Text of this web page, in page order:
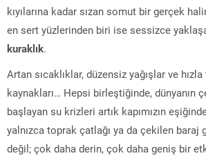
kıyılarına kadar sızan somut bir gerçek
en sert yüzlerinden biri ise sessizce
kuraklık.
Artan sıcaklıklar, düzensiz yağışlar ve
kaynakları… Hepsi birleştiğinde, dünyanın
başlayan su krizleri artık kapımızın
yalnızca toprak çatlağı ya da çekilen baraj
değil; çok daha derin, çok daha geniş bir